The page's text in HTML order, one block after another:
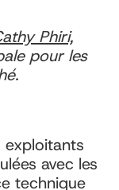
Phiri,
pour les
exploitants
avec les
technique